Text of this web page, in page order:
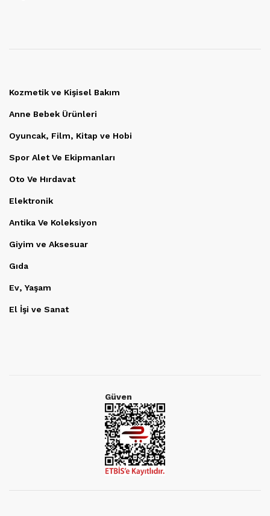
Kozmetik ve Kişisel Bakım
Anne Bebek Ürünleri
Oyuncak, Film, Kitap ve Hobi
Spor Alet Ve Ekipmanları
Oto Ve Hırdavat
Elektronik
Antika Ve Koleksiyon
Giyim ve Aksesuar
Gıda
Ev, Yaşam
El İşi ve Sanat
Güven